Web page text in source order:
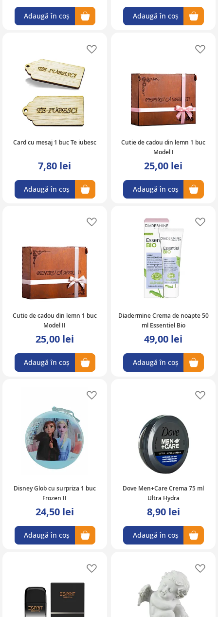
Adaugă în coș Adaugă în coș
Card cu mesaj 1 buc Te iubesc
7,80 lei
Adaugă în coș
Cutie de cadou din lemn 1 buc
Model I
25,00 lei
Adaugă în coș
Cutie de cadou din lemn 1 buc
Model II
25,00 lei
Adaugă în coș
Adaugă în lista de favorite
Diadermine Crema de noapte 50
ml Essentiel Bio
49,00 lei
Adaugă în coș
Disney Glob cu surpriza 1 buc
Frozen II
24,50 lei
Adaugă în coș
Dove Men+Care Crema 75 ml
Ultra Hydra
8,90 lei
Adaugă în coș